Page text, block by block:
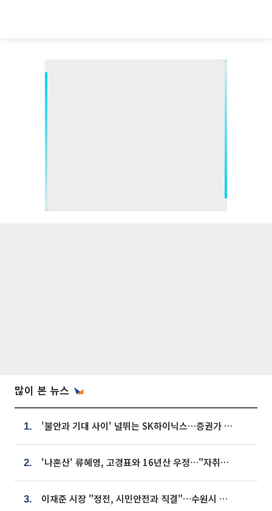
많이 본 뉴스
1. '불안과 기대 사이' 널뛰는 SK하이닉스…증권가 "HBM4·LTA 기반 펀터멘털 견고"
2. '나혼산' 류혜영, 고경표와 16년산 우정…"자취방서 부모님과 마주쳐"
3. 이재준 시장 "정전, 시민안전과 직결"…수원시 비상대응체계 가동